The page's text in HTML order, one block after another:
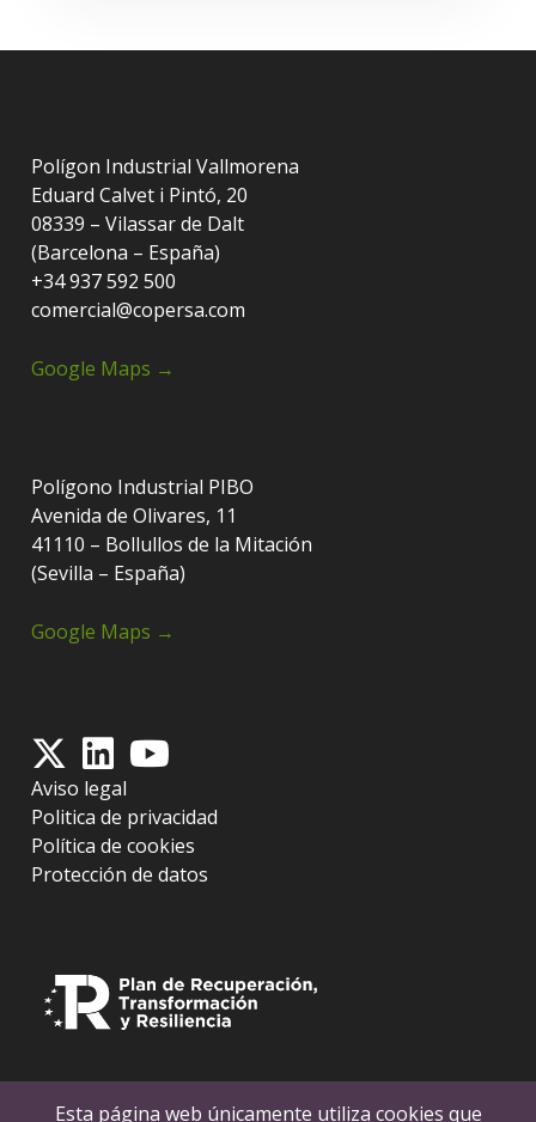
Polígon Industrial Vallmorena
Eduard Calvet i Pintó, 20
08339 – Vilassar de Dalt
(Barcelona – España)
+34 937 592 500
comercial@copersa.com
Google Maps →
Polígono Industrial PIBO
Avenida de Olivares, 11
41110 – Bollullos de la Mitación
(Sevilla – España)
Google Maps →
Aviso legal
Politica de privacidad
Política de cookies
Protección de datos
Esta página web únicamente utiliza cookies que